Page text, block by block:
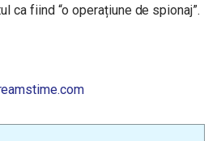
ca fiind “o operațiune de spionaj”.